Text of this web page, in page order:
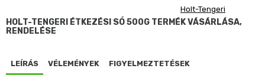
Holt-Tengeri
HOLT-TENGERI ÉTKEZÉSI SÓ 500G TERMÉK VÁSÁRLÁSA,
RENDELÉSE
LEÍRÁS VÉLEMÉNYEK FIGYELMEZTETÉSEK